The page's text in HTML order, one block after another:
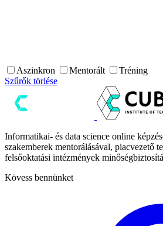
Aszinkron Mentorált
Tréning
Szűrők törlése
Informatikai- és data science online
szakemberek mentorálásával, piacvezető
felsőoktatási intézmények
Kövess bennünket